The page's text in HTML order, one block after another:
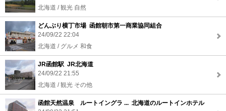
北海道 / 観光 自然
どんぶり横丁市場 函館朝市第一商業協同組合
24/09/22 22:04
北海道 / グルメ 和食
JR函館駅 JR北海道
24/09/22 21:55
北海道 / 観光 その他
函館天然温泉 ルートイングラ ... 北海道のルートインホテル